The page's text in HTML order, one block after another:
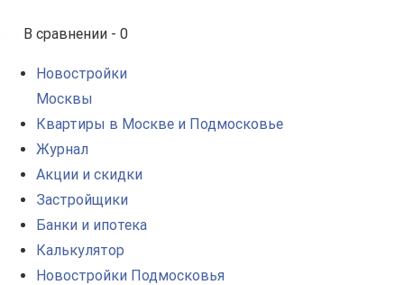
В сравнении - 0
Новостройки
Москвы
Квартиры в Москве и Подмосковье
Журнал
Акции и скидки
Застройщики
Банки и ипотека
Калькулятор
Новостройки Подмосковья